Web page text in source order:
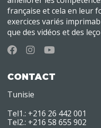
française et cela en leur
exercices variés
que des vidéos et des
CONTACT
Tunisie
Tel1.: +216 26 442 001
Tel2.: +216 58 655 902